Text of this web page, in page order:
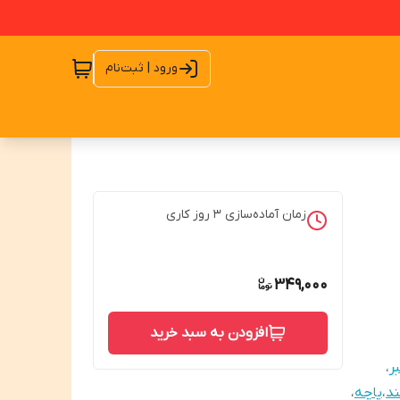
ورود | ثبت‌نام
،
،پاچه،
زمان آماده‌سازی 3 روز کاری
349,000
افزودن به سبد خرید